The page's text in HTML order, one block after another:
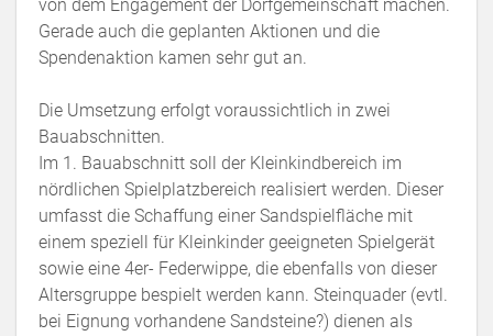
von dem Engagement der Dorfgemeinschaft machen.
Gerade auch die geplanten Aktionen und die
Spendenaktion kamen sehr gut an.
Die Umsetzung erfolgt voraussichtlich in zwei
Bauabschnitten.
Im 1. Bauabschnitt soll der Kleinkindbereich im
nördlichen Spielplatzbereich realisiert werden. Dieser
umfasst die Schaffung einer Sandspielfläche mit
einem speziell für Kleinkinder geeigneten Spielgerät
sowie eine 4er- Federwippe, die ebenfalls von dieser
Altersgruppe bespielt werden kann. Steinquader (evtl.
bei Eignung vorhandene Sandsteine?) dienen als